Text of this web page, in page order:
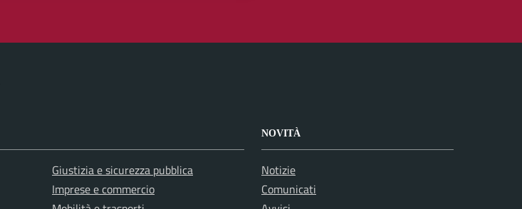
Giustizia e sicurezza pubblica
Imprese e commercio
NOVITÀ
Notizie
Comunicati